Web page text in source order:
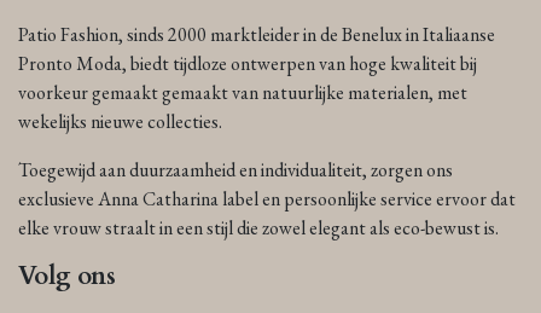
Patio Fashion, sinds 2000 marktleider in de Benelux in Italiaanse
Pronto Moda, biedt tijdloze ontwerpen van hoge kwaliteit bij
voorkeur gemaakt gemaakt van natuurlijke materialen, met
wekelijks nieuwe collecties.
Toegewijd aan duurzaamheid en individualiteit, zorgen ons
exclusieve Anna Catharina label en persoonlijke service ervoor dat
elke vrouw straalt in een stijl die zowel elegant als eco-bewust is.
Volg ons